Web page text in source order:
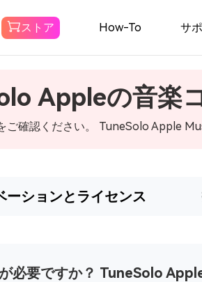
Spotify 音楽変換
ダウンロード Spotify MP3への音楽
Amazonミュージッ
ストア How-To サ
Appleの音楽
ご確認ください。 TuneSolo Apple
ーションとライセンス
必要ですか？ TuneSolo